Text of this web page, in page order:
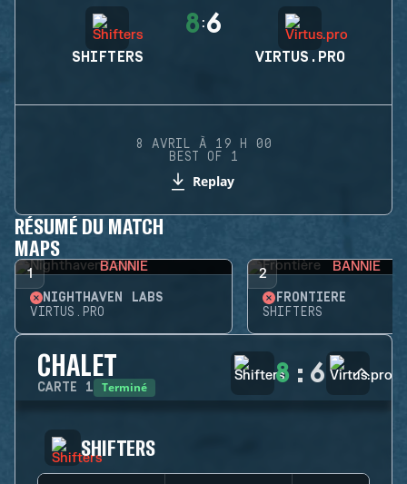
SHIFTERS
8 :6
VIRTUS.PRO
8 AVRIL À 19 H 00
BEST OF 1
Replay
RÉSUMÉ DU MATCH
MAPS
1 BANNIE
NIGHTHAVEN LABS
VIRTUS.PRO
2 BANNIE
FRONTIÈRE
SHIFTERS
CHALET
CARTE 1 Terminé 8 : 6
SHIFTERS